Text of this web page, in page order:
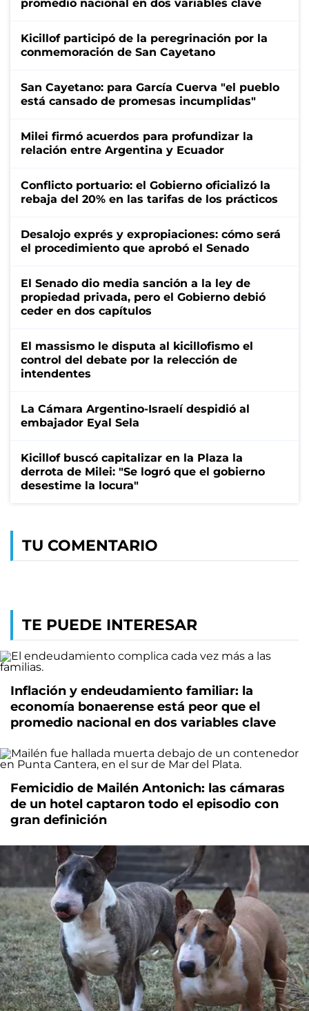
promedio nacional en dos variables clave
Kicillof participó de la peregrinación por la
conmemoración de San Cayetano
San Cayetano: para García Cuerva "el pueblo
está cansado de promesas incumplidas"
Milei firmó acuerdos para profundizar la
relación entre Argentina y Ecuador
Conflicto portuario: el Gobierno oficializó la
rebaja del 20% en las tarifas de los prácticos
Desalojo exprés y expropiaciones: cómo será
el procedimiento que aprobó el Senado
El Senado dio media sanción a la ley de
propiedad privada, pero el Gobierno debió
ceder en dos capítulos
El massismo le disputa al kicillofismo el
control del debate por la relección de
intendentes
La Cámara Argentino-Israelí despidió al
embajador Eyal Sela
Kicillof buscó capitalizar en la Plaza la
derrota de Milei: "Se logró que el gobierno
desestime la locura"
TU COMENTARIO
TE PUEDE INTERESAR
Inflación y endeudamiento familiar: la
economía bonaerense está peor que el
promedio nacional en dos variables clave
Femicidio de Mailén Antonich: las cámaras
de un hotel captaron todo el episodio con
gran definición